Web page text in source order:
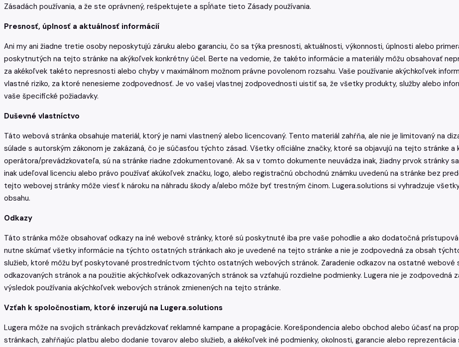
Zásadách používania, a že ste oprávnený, rešpektujete a spĺňate tieto Zásady používania.
Presnosť, úplnosť a aktuálnosť informácií
Ani my ani žiadne tretie osoby neposkytujú záruku alebo garanciu, čo sa týka presnosti, aktuálnosti, výkonnosti, úplnosti alebo
poskytnutých na tejto stránke na akýkoľvek konkrétny účel. Berte na vedomie, že takéto informácie a materiály môžu obsahovať
za akékoľvek takéto nepresnosti alebo chyby v maximálnom možnom právne povolenom rozsahu. Vaše používanie akýchkoľvek
vlastné riziko, za ktoré nenesieme zodpovednosť. Je vo vašej vlastnej zodpovednosti uistiť sa, že všetky produkty, služby alebo
vaše špecifické požiadavky.
Duševné vlastníctvo
Táto webová stránka obsahuje materiál, ktorý je nami vlastnený alebo licencovaný. Tento materiál zahŕňa, ale nie je limitovaný na
súlade s autorským zákonom je zakázaná, čo je súčasťou týchto zásad. Všetky oficiálne značky, ktoré sa objavujú na tejto stránke
operátora/prevádzkovateľa, sú na stránke riadne zdokumentované. Ak sa v tomto dokumente neuvádza inak, žiadny prvok stránky
inak udeľoval licenciu alebo právo používať akúkoľvek značku, logo, alebo registračnú obchodnú známku uvedenú na stránke bez
tejto webovej stránky môže viesť k nároku na náhradu škody a/alebo môže byť trestným činom. Lugera.solutions si vyhradzuje
obsahu.
Odkazy
Táto stránka môže obsahovať odkazy na iné webové stránky, ktoré sú poskytnuté iba pre vaše pohodlie a ako dodatočná
nutne skúmať všetky informácie na týchto ostatných stránkach ako je uvedené na tejto stránke a nie je zodpovedná za obsah
služieb, ktoré môžu byť poskytované prostredníctvom týchto ostatných webových stránok. Zaradenie odkazov na ostatné webové
odkazovaných stránok a na použitie akýchkoľvek odkazovaných stránok sa vzťahujú rozdielne podmienky. Lugera nie je
výsledok používania akýchkoľvek webových stránok zmienených na tejto stránke.
Vzťah k spoločnostiam, ktoré inzerujú na Lugera.solutions
Lugera môže na svojich stránkach prevádzkovať reklamné kampane a propagácie. Korešpondencia alebo obchod alebo účasť na
stránkach, zahŕňajúc platbu alebo dodanie tovarov alebo služieb, a akékoľvek iné podmienky, okolnosti, garancie alebo